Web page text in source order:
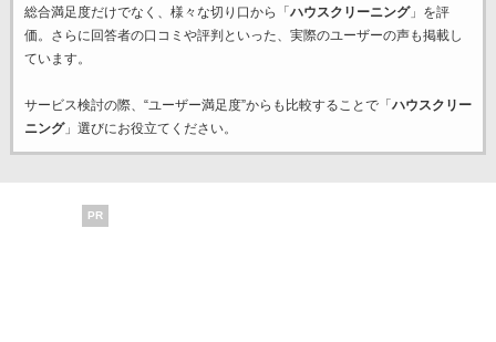
総合満足度だけでなく、様々な切り口から「 ハウスクリーニング」を評
価。さらに回答者の口コミや評判といった、実際のユーザーの声も掲載し
ています。
サービス検討の際、“ユーザー満足度”からも比較することで「 ハウスクリー
ニング」選びにお役立てください。
PR